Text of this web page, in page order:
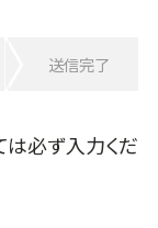
送信完了
は必ず入力くだ